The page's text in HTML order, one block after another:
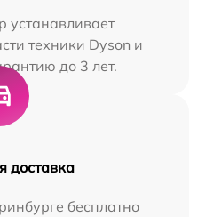
устанавливает
техники Dyson и
до 3 лет.
доставка
бесплатно